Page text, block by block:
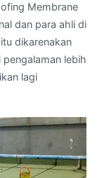
Membrane
dan para ahli di
dikarenakan
lebih
lagi